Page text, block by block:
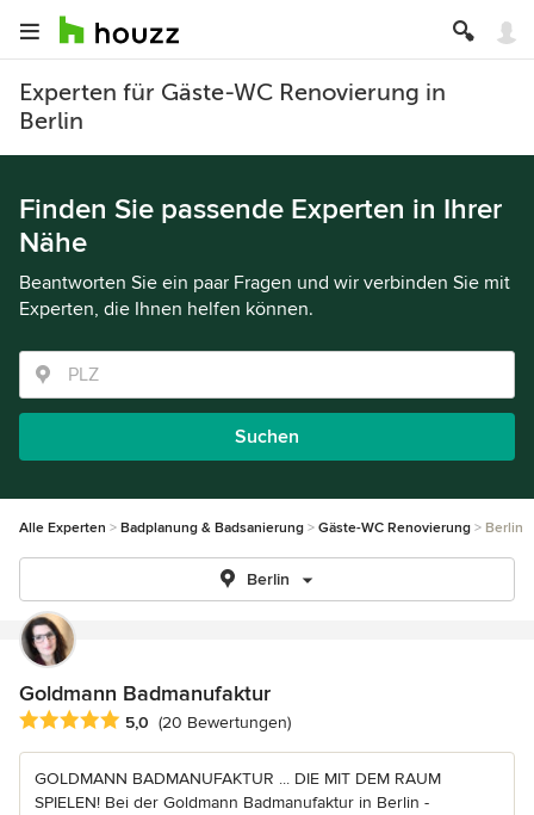
Experten für Gäste-WC Renovierung in
Berlin
Finden Sie passende Experten in Ihrer
Nähe
Beantworten Sie ein paar Fragen und wir verbinden Sie mit
Experten, die Ihnen helfen können.
Suchen
Alle Experten Badplanung & Badsanierung Gäste-WC Renovierung Berlin
Berlin
Goldmann Badmanufaktur
Durchschnittliche Bewertung: 5 von 5 Sternen
5,0 (20 Bewertungen)
GOLDMANN BADMANUFAKTUR ... DIE MIT DEM RAUM
SPIELEN! Bei der Goldmann Badmanufaktur in Berlin -